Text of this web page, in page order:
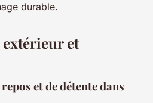
durable.
et
et de détente dans